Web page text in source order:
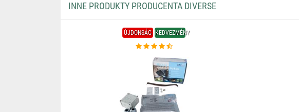
INNE PRODUKTY PRODUCENTA DIVERSE
ÚJDONSÁG KEDVEZMÉNY